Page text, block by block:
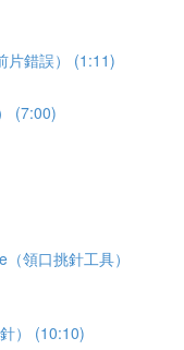
片錯誤） (1:11)
(7:00)
領口挑針工具）
） (10:10)